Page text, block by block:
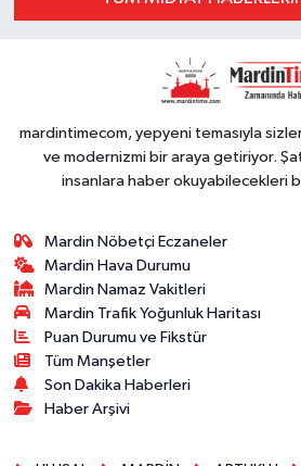
mardintimecom, yepyeni temasıyla
ve modernizmi bir araya getiriyor.
insanlara haber okuyabilecekleri
Mardin Nöbetçi Eczaneler
Mardin Hava Durumu
Mardin Namaz Vakitleri
Mardin Trafik Yoğunluk Haritası
Puan Durumu ve Fikstür
Tüm Manşetler
Son Dakika Haberleri
Haber Arşivi